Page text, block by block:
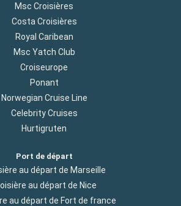
Msc Croisières
Costa Croisières
Royal Caribean
Msc Yatch Club
Croiseurope
Ponant
Norwegian Cruise Line
Celebrity Cruises
Hurtigruten
Port de départ
au départ de Marseille
au départ de Nice
au départ de Fort de france